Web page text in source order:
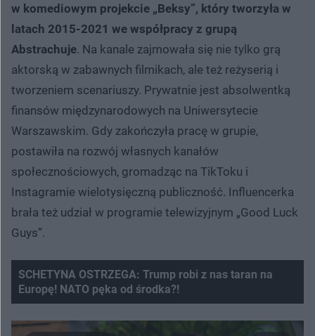
w komediowym projekcie „Beksy”, który tworzyła w
latach 2015-2021 we współpracy z grupą
Abstrachuje. Na kanale zajmowała się nie tylko grą
aktorską w zabawnych filmikach, ale też reżyserią i
tworzeniem scenariuszy. Prywatnie jest absolwentką
finansów międzynarodowych na Uniwersytecie
Warszawskim. Gdy zakończyła pracę w grupie,
postawiła na rozwój własnych kanałów
społecznościowych, gromadząc na TikToku i
Instagramie wielotysięczną publiczność. Influencerka
brała też udział w programie telewizyjnym „Good Luck
Guys”.
SCHETYNA OSTRZEGA: Trump robi z nas taran na
Europę! NATO pęka od środka?!